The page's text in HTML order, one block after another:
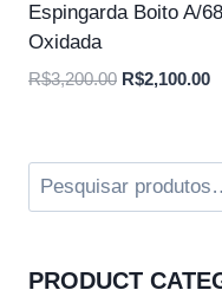
Espingarda Boito A/
Oxidada
R$3,200.00 O
era:
R$3,200.00.
R$2,100.00O
é:
Pesquisar
por:
PRODUCT